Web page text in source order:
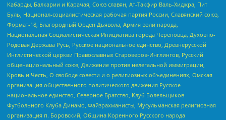
Кабарды, Балкарии и Карачая, Союз славян, Ат-Такфир Валь-Хиджра, Пит
Буль, Национал-социалистическая рабочая партия России, Славянский союз,
Формат-18, Благородный Орден Дьявола, Армия воли народа,
Национальная Социалистическая Инициатива города Череповца, Духовно-
Родовая Держава Русь, Русское национальное единство, Древнерусской
Инглистической церкви Православных Староверов-Инглингов, Русский
общенациональный союз, Движение против нелегальной иммиграции,
Кровь и Честь, О свободе совести и о религиозных объединениях, Омская
организация общественного политического движения Русское
национальное единство, Северное Братство, Клуб Болельщиков
Футбольного Клуба Динамо, Файзрахманисты, Мусульманская религиозная
организация п. Боровский, Община Коренного Русского народа